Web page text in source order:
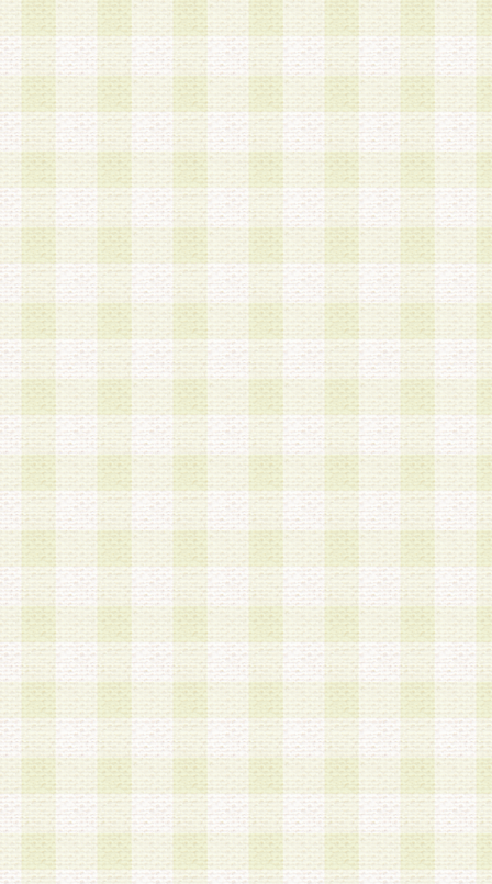
b.本サービスに係る謝礼、景品、調査サンプル品
c.会員からの電話、メール等の問い合わせなどへ
d.その他これらに付随する業務
2.当社は、会員個人を識別することのできる情報
会員情報を本人の承諾なく第三者に開示すること
人を識別できる情報について第三者に開示または
社は事前に会員本人の同意を得るものとします。
3.前項の定めに拘わらず、当社は、以下の目的に
意を 得ることなく、会員個人を識別できる情報
づき選定した委託業者に対して当社の責任におい
できるものとします。な お、当社は、当該委託
契約を締結しこれを遵守させるとともに、本規約
の注意をもって当該情報を使用させるものとし ま
a.本サービスに係る謝礼、景品、調査サンプル品
b.会員からの電話、メール等の問い合わせなどへ
c.モバイルリサーチ、またはグループ形式による
実施もしくは運営
d.その他これらに付随する業務
4.会員は、住所、電話番号その他の登録情報につ
合は、速やかに当社所定の変更手続きを行うもの
5.当社は、必要と認めた場合、会員に対して、電
手段により登録情報の対象者が会員登録者本人で
の内容が正確であること、アンケートの回答内容
うことができるものとます。
6.会員は、会員登録後当社が定期的に行う登録情
して、当社指定の期間内に更新手続きを行うもの
該期間内に更新手続きを行わない場合、その時点
発行したポイントは失効されるものとします。